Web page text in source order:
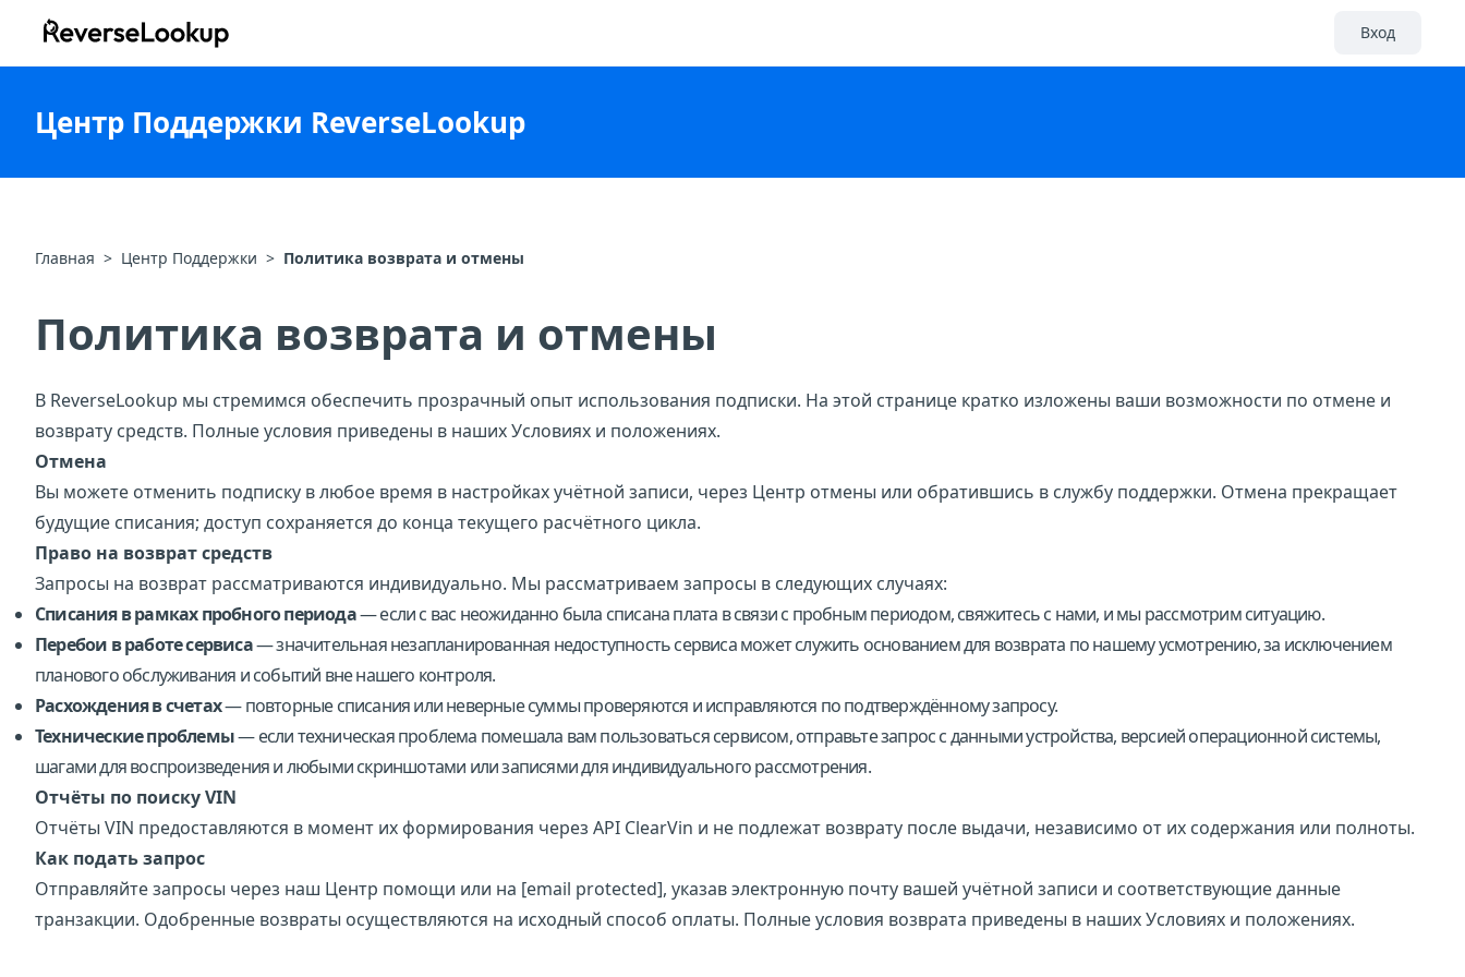
ReverseLookup Вход
Центр Поддержки ReverseLookup
Главная > Центр Поддержки > Политика возврата и отмены
Политика возврата и отмены
В ReverseLookup мы стремимся обеспечить прозрачный опыт использования подписки. На этой странице кратко изложены ваши возможности по отмене и
возврату средств. Полные условия приведены в нашихУсловиях и положениях.
Отмена
Вы можете отменить подписку в любое время в настройках учётной записи, через Центр отмены или обратившись в службу поддержки. Отмена прекращает
будущие списания; доступ сохраняется до конца текущего расчётного цикла.
Право на возврат средств
Запросы на возврат рассматриваются индивидуально. Мы рассматриваем запросы в следующих случаях:
Списания в рамках пробного периода— если с вас неожиданно была списана плата в связи с пробным периодом, свяжитесь с нами, и мы рассмотрим ситуацию.
Перебои в работе сервиса— значительная незапланированная недоступность сервиса может служить основанием для возврата по нашему усмотрению, за исключением
планового обслуживания и событий вне нашего контроля.
Расхождения в счетах— повторные списания или неверные суммы проверяются и исправляются по подтверждённому запросу.
Технические проблемы— если техническая проблема помешала вам пользоваться сервисом, отправьте запрос с данными устройства, версией операционной системы,
шагами для воспроизведения и любыми скриншотами или записями для индивидуального рассмотрения.
Отчёты по поиску VIN
Отчёты VIN предоставляются в момент их формирования через API ClearVin и не подлежат возврату после выдачи, независимо от их содержания или полноты.
Как подать запрос
Отправляйте запросы через наш Центр помощи или на [email protected], указав электронную почту вашей учётной записи и соответствующие данные
транзакции. Одобренные возвраты осуществляются на исходный способ оплаты. Полные условия возврата приведены в нашихУсловиях и положениях.